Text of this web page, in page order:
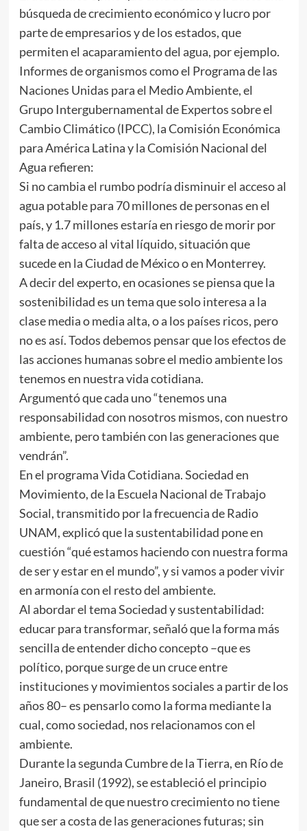
búsqueda de crecimiento económico y lucro por
parte de empresarios y de los estados, que
permiten el acaparamiento del agua, por ejemplo.
Informes de organismos como el Programa de las
Naciones Unidas para el Medio Ambiente, el
Grupo Intergubernamental de Expertos sobre el
Cambio Climático (IPCC), la Comisión Económica
para América Latina y la Comisión Nacional del
Agua refieren:
Si no cambia el rumbo podría disminuir el acceso al
agua potable para 70 millones de personas en el
país, y 1.7 millones estaría en riesgo de morir por
falta de acceso al vital líquido, situación que
sucede en la Ciudad de México o en Monterrey.
A decir del experto, en ocasiones se piensa que la
sostenibilidad es un tema que solo interesa a la
clase media o media alta, o a los países ricos, pero
no es así. Todos debemos pensar que los efectos de
las acciones humanas sobre el medio ambiente los
tenemos en nuestra vida cotidiana.
Argumentó que cada uno “tenemos una
responsabilidad con nosotros mismos, con nuestro
ambiente, pero también con las generaciones que
vendrán”.
En el programa Vida Cotidiana. Sociedad en
Movimiento, de la Escuela Nacional de Trabajo
Social, transmitido por la frecuencia de Radio
UNAM, explicó que la sustentabilidad pone en
cuestión “qué estamos haciendo con nuestra forma
de ser y estar en el mundo”, y si vamos a poder vivir
en armonía con el resto del ambiente.
Al abordar el tema Sociedad y sustentabilidad:
educar para transformar, señaló que la forma más
sencilla de entender dicho concepto –que es
político, porque surge de un cruce entre
instituciones y movimientos sociales a partir de los
años 80– es pensarlo como la forma mediante la
cual, como sociedad, nos relacionamos con el
ambiente.
Durante la segunda Cumbre de la Tierra, en Río de
Janeiro, Brasil (1992), se estableció el principio
fundamental de que nuestro crecimiento no tiene
que ser a costa de las generaciones futuras; sin